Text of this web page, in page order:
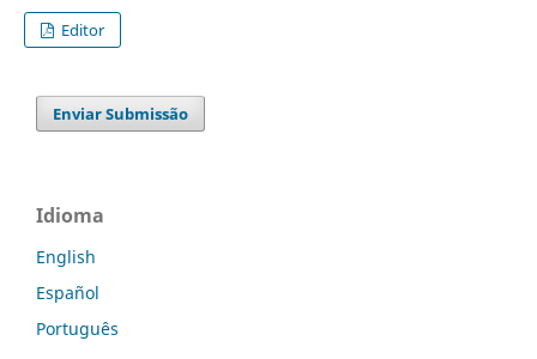
Editor
Enviar Submissão
Idioma
English
Español
Português